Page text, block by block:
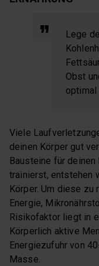
Lege
Obst
optimal
Viele
deinen Körper gut
Bausteine für
trainierst, entstehen
Körper. Um diese
Energie,
Risikofaktor liegt in
Körperlich aktive
Energiezufuhr von
Masse.